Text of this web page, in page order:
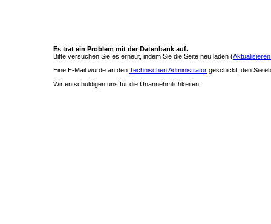
Es trat ein Problem mit der Datenbank auf.
Bitte versuchen Sie es erneut, indem Sie die Seite neu laden (
Eine E-Mail wurde an den Technischen Administrator geschickt, den Sie
Wir entschuldigen uns für die Unannehmlichkeiten.